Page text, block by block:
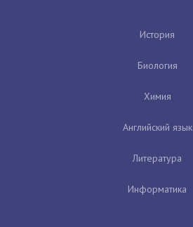
История
Биология
Химия
Английский язык
Литература
Информатика